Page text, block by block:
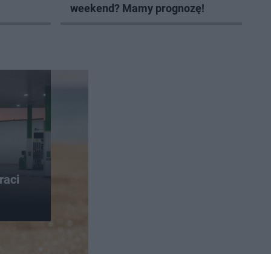
weekend? Mamy prognozę!